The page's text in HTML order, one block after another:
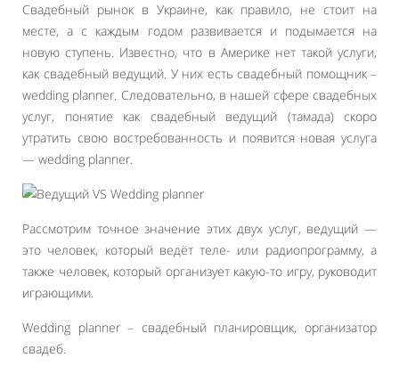
Свадебный рынок в Украине, как правило, не стоит на
месте, а с каждым годом развивается и подымается на
новую ступень. Известно, что в Америке нет такой услуги,
как свадебный ведущий. У них есть свадебный помощник –
wedding planner. Следовательно, в нашей сфере свадебных
услуг, понятие как свадебный ведущий (тамада) скоро
утратить свою востребованность и появится новая услуга
— wedding planner.
Рассмотрим точное значение этих двух услуг, ведущий —
это человек, который ведёт теле- или радиопрограмму, а
также человек, который организует какую-то игру, руководит
играющими.
Wedding planner – свадебный планировщик, организатор
свадеб.